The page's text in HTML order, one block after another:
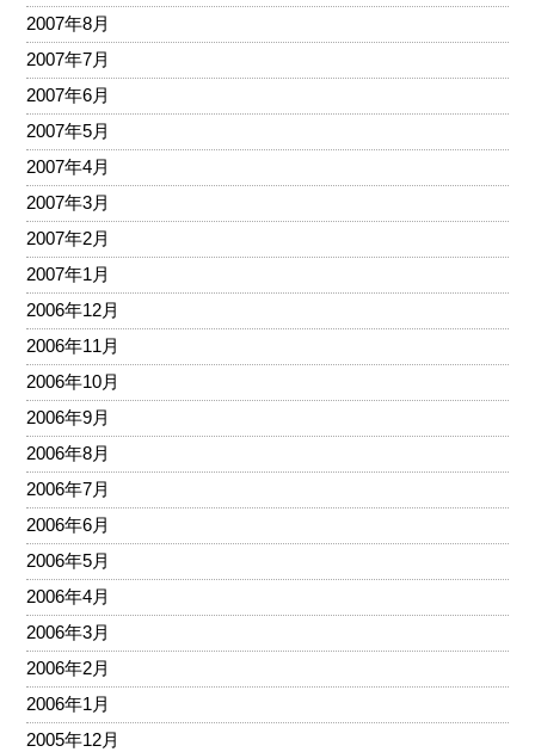
2007年8月
2007年7月
2007年6月
2007年5月
2007年4月
2007年3月
2007年2月
2007年1月
2006年12月
2006年11月
2006年10月
2006年9月
2006年8月
2006年7月
2006年6月
2006年5月
2006年4月
2006年3月
2006年2月
2006年1月
2005年12月